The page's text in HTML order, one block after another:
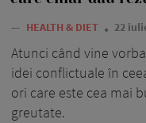
— HEALTH & DIET 22
Atunci când vine
idei conflictuale în
ori care este cea mai
greutate.